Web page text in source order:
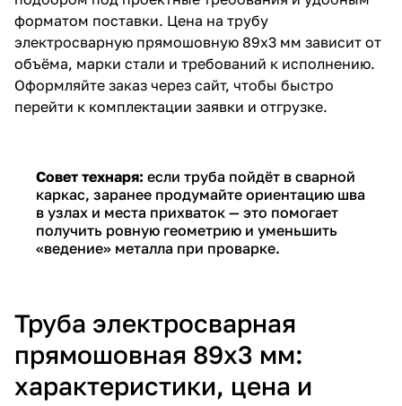
форматом поставки. Цена на трубу
электросварную прямошовную 89х3 мм зависит от
объёма, марки стали и требований к исполнению.
Оформляйте заказ через сайт, чтобы быстро
перейти к комплектации заявки и отгрузке.
Совет технаря: если труба пойдёт в сварной
каркас, заранее продумайте ориентацию шва
в узлах и места прихваток — это помогает
получить ровную геометрию и уменьшить
«ведение» металла при проварке.
Труба электросварная
прямошовная 89х3 мм:
характеристики, цена и